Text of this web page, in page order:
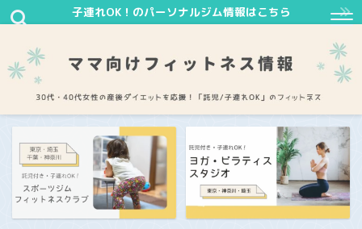
子連れOK！のパーソナルジム情報はこちら